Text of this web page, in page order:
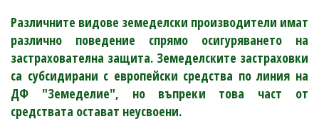
Различните видове земеделски производители имат
различно поведение спрямо осигуряването на
застрахователна защита. Земеделските застраховки
са субсидирани с европейски средства по линия на
ДФ "Земеделие", но въпреки това част от
средствата остават неусвоени.